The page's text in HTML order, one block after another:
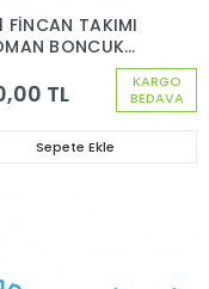
KARGO
BEDAVA
FİNCAN TAKIMI
BONCUK
DEKOR 6 KİŞİLİK
TL
Sepete Ekle